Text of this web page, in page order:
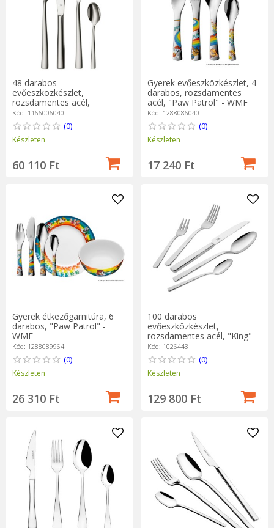
48 darabos
evőeszközkészlet,
rozsdamentes acél,
"Philadelphia" - WMF
Kód: 1166006040
(0)
Készleten
60 110 Ft
Gyerek evőeszközkészlet, 4
darabos, rozsdamentes
acél, "Paw Patrol" - WMF
Kód: 1288086040
(0)
Készleten
17 240 Ft
Gyerek étkezőgarnitúra, 6
darabos, "Paw Patrol" -
WMF
Kód: 1288089964
(0)
Készleten
26 310 Ft
100 darabos
evőeszközkészlet,
rozsdamentes acél, "King" -
Zwilling
Kód: 1026443
(0)
Készleten
129 800 Ft